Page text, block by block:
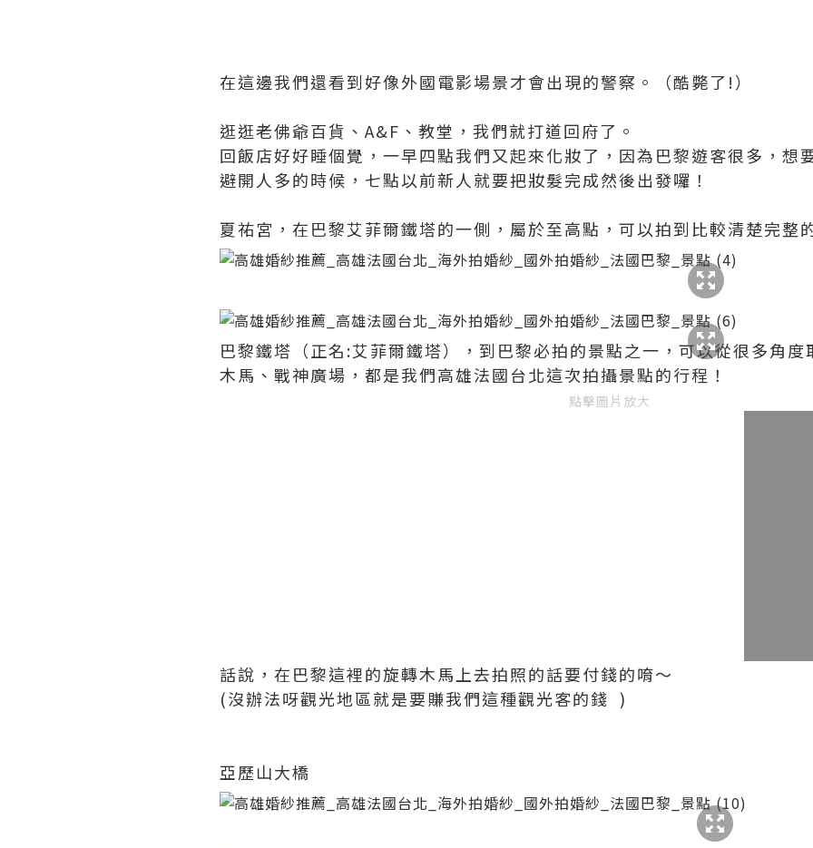
在這邊我們還看到好像外國電影場景才會出現的警察。（酷斃了!）
逛逛老佛爺百貨、A&F、教堂，我們就打道回府了。
回飯店好好睡個覺，一早四點我們又起來化妝了，因為巴黎遊客很多，想
避開人多的時候，七點以前新人就要把妝髮完成然後出發囉！
夏祐宮，在巴黎艾菲爾鐵塔的一側，屬於至高點，可以拍到比較清楚完整
巴黎鐵塔（正名:艾菲爾鐵塔），到巴黎必拍的景點之一，可以從很多角
木馬、戰神廣場，都是我們高雄法國台北這次拍攝景點的行程！
點擊圖片放大
話說，在巴黎這裡的旋轉木馬上去拍照的話要付錢的唷～
(沒辦法呀觀光地區就是要賺我們這種觀光客的錢 )
亞歷山大橋